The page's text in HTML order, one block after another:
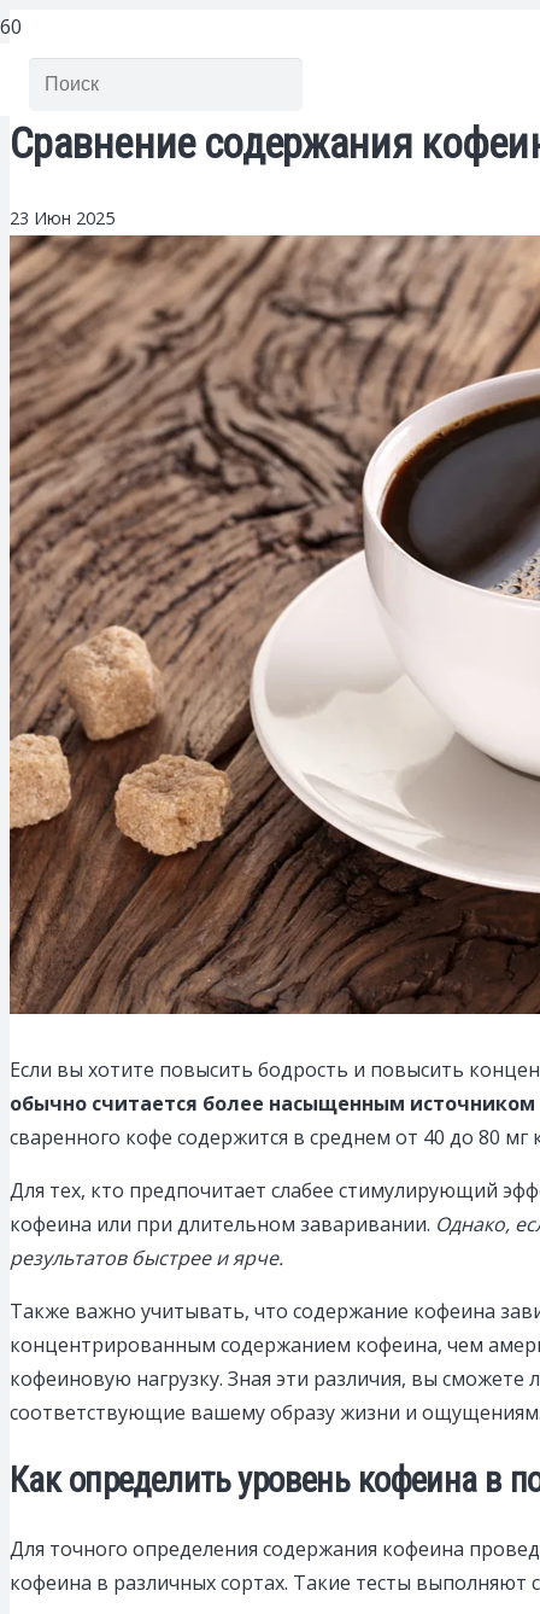
Сравнение содержания
23 Июн 2025
Если вы хотите повысить бодрость и повысить
обычно считается более насыщенным
сваренного кофе содержится в среднем от 40 до 80
Для тех, кто предпочитает слабее стимулирующий
кофеина или при длительном заваривании. Однако,
результатов быстрее и ярче.
Также важно учитывать, что содержание кофеина
концентрированным содержанием кофеина, чем
кофеиновую нагрузку. Зная эти различия, вы
соответствующие вашему образу жизни и
Как определить уровень кофеина в
Для точного определения содержания кофеина
кофеина в различных сортах. Такие тесты